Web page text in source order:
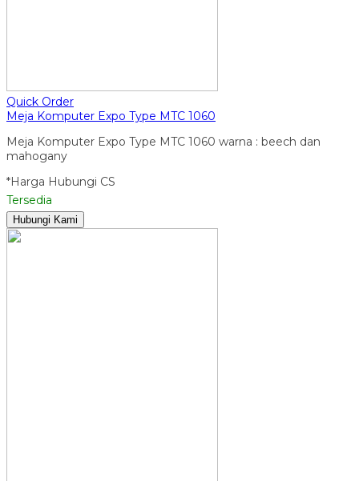
Quick Order
Meja Komputer Expo Type MTC 1060
Meja Komputer Expo Type MTC 1060 warna : beech dan
mahogany
*Harga Hubungi CS
Tersedia
Hubungi Kami